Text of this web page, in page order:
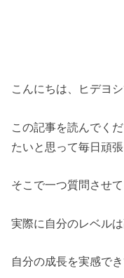
こんにちは、ヒデヨシ
この記事を読んでく
たいと思って毎日頑
そこで一つ質問させて
実際に自分のレベル
自分の成長を実感で